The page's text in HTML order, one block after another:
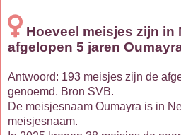
Hoeveel meisjes zijn in
afgelopen 5 jaren
Antwoord: 193 meisjes zijn de
genoemd. Bron SVB.
De meisjesnaam Oumayra is in
meisjesnaam.